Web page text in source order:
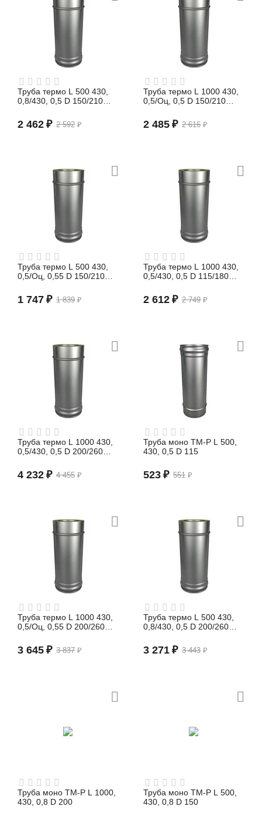
Труба термо L 500 430,
0,8/430, 0,5 D 150/210
2 592 ₽
2 462 ₽
Труба термо L 1000 430,
0,5/Оц, 0,5 D 150/210
2 616 ₽
2 485 ₽
Труба термо L 500 430,
0,5/Оц, 0,55 D 150/210
1 839 ₽
1 747 ₽
Труба термо L 1000 430,
0,5/430, 0,5 D 115/180
2 749 ₽
2 612 ₽
Труба термо L 1000 430,
0,5/430, 0,5 D 200/260
4 455 ₽
4 232 ₽
Труба моно TM-P L 500,
430, 0,5 D 115
551 ₽
523 ₽
Труба термо L 1000 430,
0,5/Оц, 0,55 D 200/260
3 837 ₽
3 645 ₽
Труба термо L 500 430,
0,8/430, 0,5 D 200/260
3 443 ₽
3 271 ₽
Труба моно TM-P L 1000,
430, 0,8 D 200
Труба моно TM-P L 500,
430, 0,8 D 150